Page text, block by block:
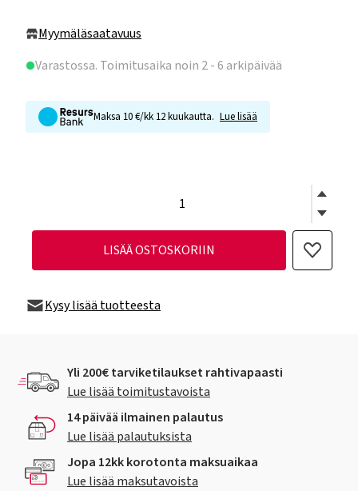
Myymäläsaatavuus
Varastossa. Toimitusaika noin 2 - 6 arkipäivää
Maksa 10 €/kk 12 kuukautta. Lue lisää
LISÄÄ OSTOSKORIIN
Kysy lisää tuotteesta
Yli 200€ tarviketilaukset rahtivapaasti
Lue lisää toimitustavoista
14 päivää ilmainen palautus
Lue lisää palautuksista
Jopa 12kk korotonta maksuaikaa
Lue lisää maksutavoista